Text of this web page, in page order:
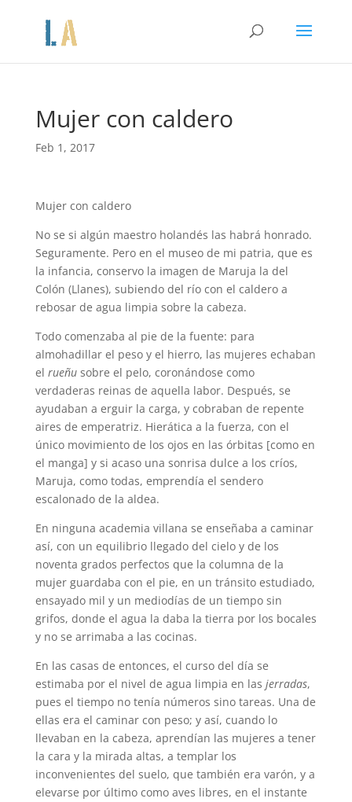
Mujer con caldero
Feb 1, 2017
Mujer con caldero
No se si algún maestro holandés las habrá honrado.
Seguramente. Pero en el museo de mi patria, que es
la infancia, conservo la imagen de Maruja la del
Colón (Llanes), subiendo del río con el caldero a
rebosar de agua limpia sobre la cabeza.
Todo comenzaba al pie de la fuente: para
almohadillar el peso y el hierro, las mujeres echaban
el rueñu sobre el pelo, coronándose como
verdaderas reinas de aquella labor. Después, se
ayudaban a erguir la carga, y cobraban de repente
aires de emperatriz. Hierática a la fuerza, con el
único movimiento de los ojos en las órbitas [como en
el manga] y si acaso una sonrisa dulce a los críos,
Maruja, como todas, emprendía el sendero
escalonado de la aldea.
En ninguna academia villana se enseñaba a caminar
así, con un equilibrio llegado del cielo y de los
noventa grados perfectos que la columna de la
mujer guardaba con el pie, en un tránsito estudiado,
ensayado mil y un mediodías de un tiempo sin
grifos, donde el agua la daba la tierra por los bocales
y no se arrimaba a las cocinas.
En las casas de entonces, el curso del día se
estimaba por el nivel de agua limpia en las jerradas,
pues el tiempo no tenía números sino tareas. Una de
ellas era el caminar con peso; y así, cuando lo
llevaban en la cabeza, aprendían las mujeres a tener
la cara y la mirada altas, a templar los
inconvenientes del suelo, que también era varón, y a
elevarse por último como aves libres, en el instante